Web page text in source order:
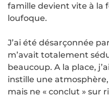
famille devient vite à la
loufoque.
J’ai été désarçonnée
m’avait totalement
beaucoup. A la place,
instille une
mais ne « conclut » sur